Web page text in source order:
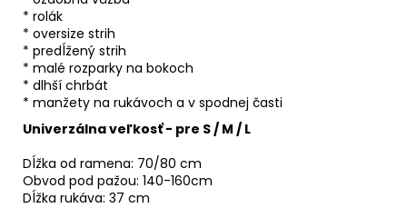
* rolák
* oversize strih
* predĺžený strih
* malé rozparky na bokoch
* dlhší chrbát
* manžety na rukávoch a v spodnej časti
Univerzálna veľkosť - pre S / M / L
Dĺžka od ramena: 70/80 cm
Obvod pod pažou: 140-160cm
Dĺžka rukáva: 37 cm